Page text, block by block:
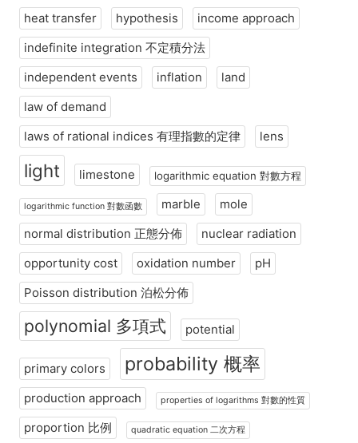
heat transfer hypothesis
income approach
indefinite integration 不定積分法
independent events
inflation
land
law of demand
laws of rational indices 有理指數的定律
lens
light limestone logarithmic equation 對數方程
logarithmic function 對數函數 marble
mole
normal distribution 正態分佈
nuclear radiation
opportunity cost
oxidation number
pH
Poisson distribution 泊松分佈
polynomial 多項式 potential
primary colors probability 概率
production approach properties of logarithms 對數的性質
proportion 比例 quadratic equation 二次方程